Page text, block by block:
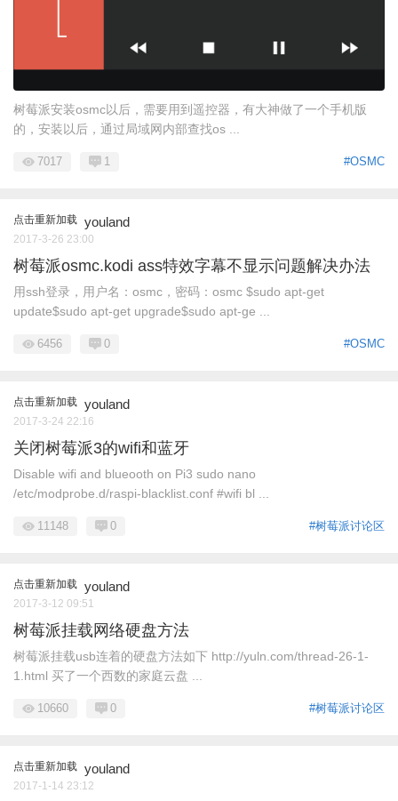
树莓派安装osmc以后，需要用到遥控器，有大神做了一个手机版
的，安装以后，通过局域网内部查找os ...
#OSMC
7017 1
点击重新加载 youland
2017-3-26 23:00
树莓派osmc.kodi ass特效字幕不显示问题解决办法
用ssh登录，用户名：osmc，密码：osmc $sudo apt-get
update$sudo apt-get upgrade$sudo apt-ge ...
#OSMC
6456 0
点击重新加载 youland
2017-3-24 22:16
关闭树莓派3的wifi和蓝牙
Disable wifi and blueooth on Pi3 sudo nano
/etc/modprobe.d/raspi-blacklist.conf #wifi bl ...
#树莓派讨论区
11148 0
点击重新加载 youland
2017-3-12 09:51
树莓派挂载网络硬盘方法
树莓派挂载usb连着的硬盘方法如下 http://yuln.com/thread-26-1-
1.html 买了一个西数的家庭云盘 ...
#树莓派讨论区
10660 0
点击重新加载 youland
2017-1-14 23:12